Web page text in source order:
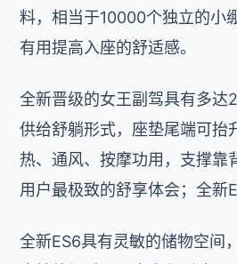
料，相当于10000个独立的小
有用提高入座的舒适感。
全新晋级的女王副驾具有多达
供给舒躺形式，座垫尾端可抬
热、通风、按摩功用，支撑
用户最极致的舒享体会；全新
全新ES6具有灵敏的储物空间